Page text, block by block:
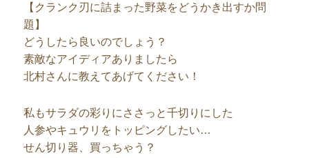
【クランク刃に詰まった野菜をどうかき出すか問
題】
どうしたら良いのでしょう？
素敵なアイディアありましたら
北村さんに教えてあげてください！
私もサラダの彩りにささっと千切りにした
人参やキュウリをトッピングしたい…
せん切り器、買っちゃう？